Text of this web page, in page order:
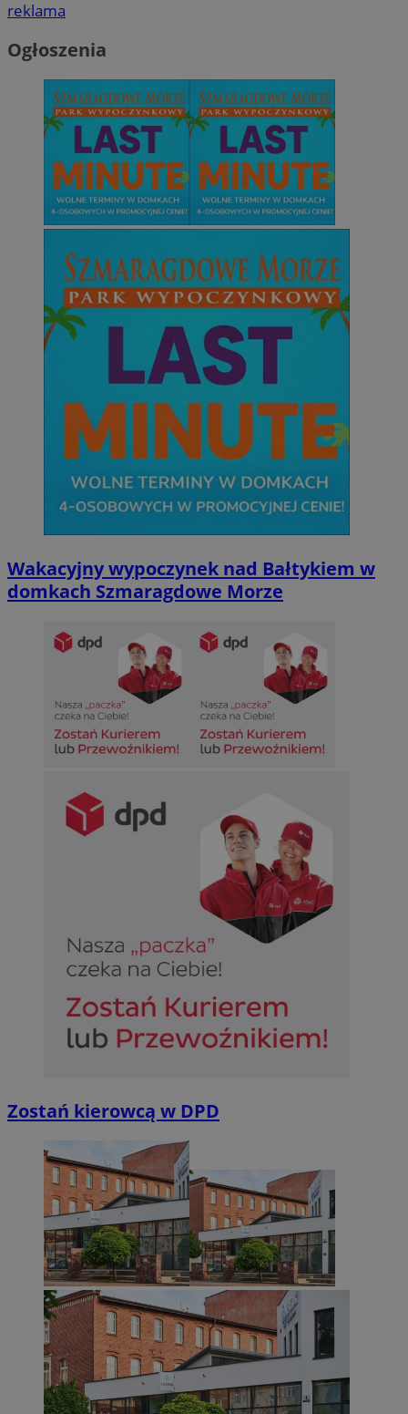
reklama
Ogłoszenia
Wakacyjny wypoczynek nad Bałtykiem w
domkach Szmaragdowe Morze
Zostań kierowcą w DPD